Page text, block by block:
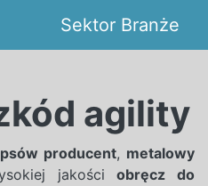
Sektor Branże
agility
producent, metalowy
jakościobręcz do